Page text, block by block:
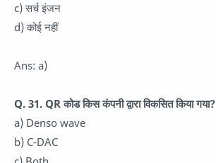
c) सर्च इंजन
d) कोई नहीं
Ans: a)
Q. 31. QR कोड किस कंपनी द्वारा विकसित किया गया?
a) Denso wave
b) C-DAC